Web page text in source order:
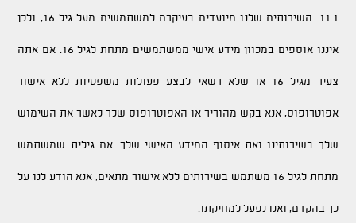
11.1. השירותים שלנו מיועדים בעיקרם למשתמשים מעל גיל 16, ולכן
איננו אוספים במכוון מידע אישי ממשתמשים מתחת לגיל 16. אם אתה
צעיר מגיל 16 או שלא רשאי לבצע פעולות משפטיות ללא אישור
אפוטרופוס, אנא בקש מהוריך או האפוטרופוס שלך לאשר את השימוש
שלך בשירותינו ואת איסוף המידע האישי שלך. אם גילית שמשתמש
מתחת לגיל 16 משתמש בשירותים ללא אישור מתאים, אנא הודע לנו על
כך בהקדם, ואנו נפעל למחיקתו.